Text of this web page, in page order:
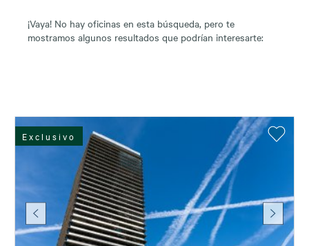
¡Vaya! No hay oficinas en esta búsqueda, pero te
mostramos algunos resultados que podrían interesarte:
Exclusivo